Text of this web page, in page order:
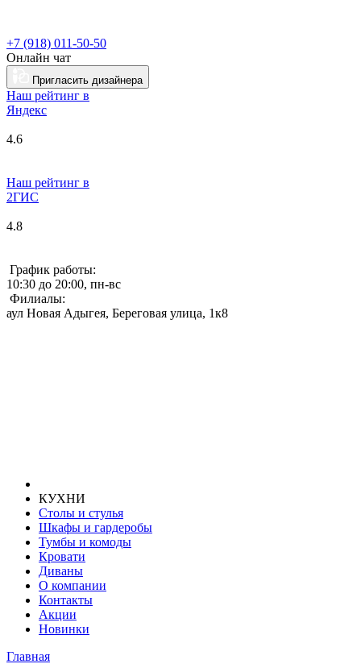
+7 (918) 011-50-50
Онлайн чат
Пригласить дизайнера
Наш рейтинг в
Яндекс
4.6
Наш рейтинг в
2ГИС
4.8
График работы:
10:30 до 20:00, пн-вс
Филиалы:
аул Новая Адыгея, Береговая улица, 1к8
КУХНИ
Столы и стулья
Шкафы и гардеробы
Тумбы и комоды
Кровати
Диваны
О компании
Контакты
Акции
Новинки
Главная